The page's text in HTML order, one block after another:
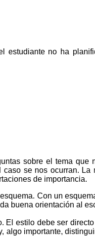
no ha
sobre el tema
se nos ocurran.
de importancia.
Con un
buena orientación al
estilo debe ser
importante,